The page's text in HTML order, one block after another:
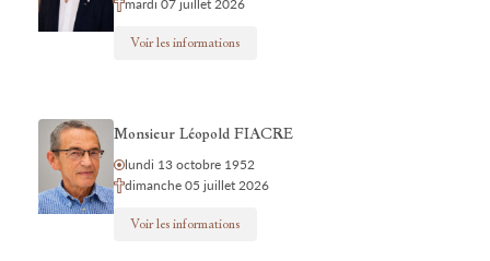
mardi 07 juillet 2026
Voir les informations
Monsieur Léopold FIACRE
lundi 13 octobre 1952
dimanche 05 juillet 2026
Voir les informations